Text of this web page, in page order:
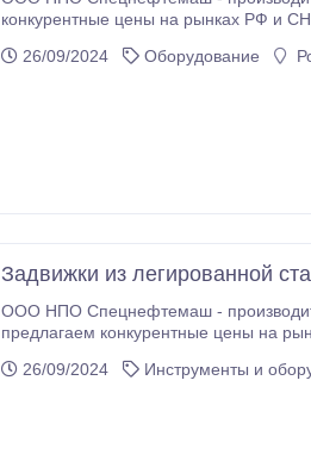
конкурентные цены на рынках РФ и СНГ. Мы предлагаем новые задвижки стальные 30С15НЖ отличного качества по
и СНГ.26/09/2024 Оборудование
Задвижки из легированной
ООО НПО Спецнефтемаш -
предлагаем конкурентные цены на
26/09/2024
Инструменты и